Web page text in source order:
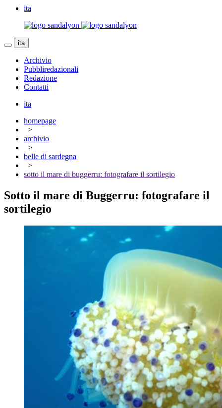
ita
ita
Archivio
Pubbliredazionali
Redazione
Contatti
ita
homepage
>
archivio
>
belle di sardegna
>
sotto il mare di buggerru: fotografare il sortilegio
Sotto il mare di Buggerru: fotografare il
sortilegio